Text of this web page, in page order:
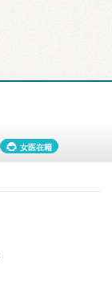
女医在籍